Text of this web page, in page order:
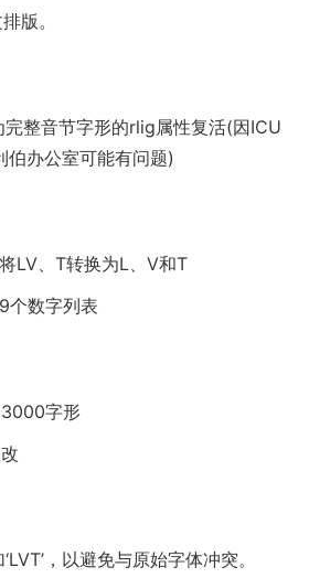
版。
整音节字形的rlig属性复活(因ICU
办公室可能有问题)
LV、T转换为L、V和T
个数字列表
字形
，以避免与原始字体冲突。